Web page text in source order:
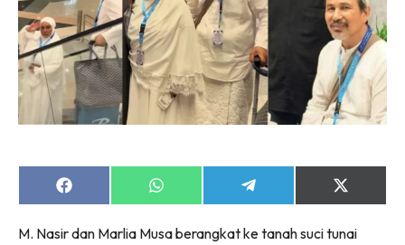
Share
on
Share
on
Share
on
Share
on
(Twitter)
M. Nasir dan Marlia Musa berangkat ke tanah suci tunai